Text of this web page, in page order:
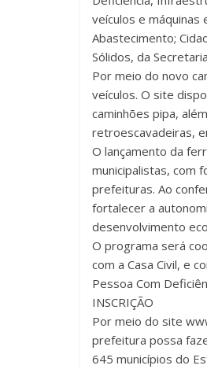
veículos e máquinas
Abastecimento;
Sólidos, da
Por meio do novo
veículos. O site
caminhões pipa,
retroescavadeiras,
O lançamento da
municipalistas, com
prefeituras. Ao
fortalecer a
desenvolvimento
O programa será
com a Casa Civil, e
Pessoa Com
INSCRIÇÃO
Por meio do site
prefeitura possa
645 municípios do